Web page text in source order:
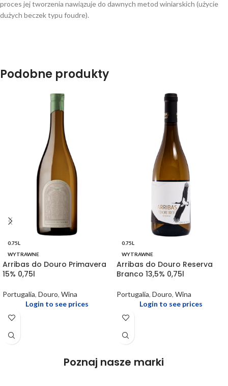
proces jej tworzenia nawiązuje do dawnych metod winiarskich (użycie
dużych beczek typu foudre).
Podobne produkty
0.75L
WYTRAWNE
Arribas do Douro Primavera
15% 0,75l
Portugalia, Douro, Wina
Login to see prices
0.75L
WYTRAWNE
Arribas do Douro Reserva
Branco 13,5% 0,75l
Portugalia, Douro, Wina
Login to see prices
Poznaj nasze marki